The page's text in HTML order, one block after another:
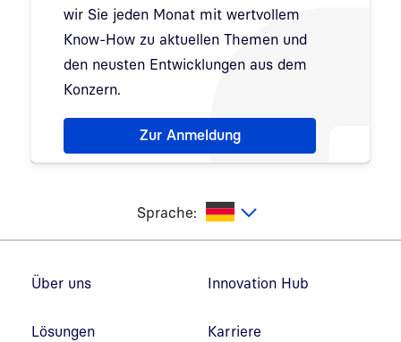
wir Sie jeden Monat mit wertvollem
Know-How zu aktuellen Themen und
den neusten Entwicklungen aus dem
Konzern.
Hinweis: Dialog zur Newsletter-Anmeldung wurde
Zur Anmeldung
Sprache:
Über uns
Lösungen
Innovation Hub
Karriere